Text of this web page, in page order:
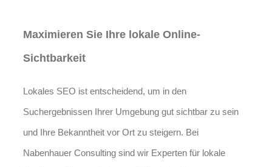
Maximieren Sie Ihre lokale Online-
Sichtbarkeit
Lokales SEO ist entscheidend, um in den
Suchergebnissen Ihrer Umgebung gut sichtbar zu sein
und Ihre Bekanntheit vor Ort zu steigern. Bei
Nabenhauer Consulting sind wir Experten für lokale